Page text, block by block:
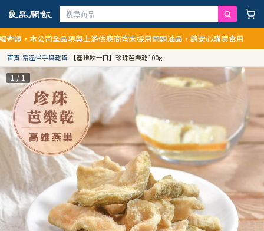
本公司全品項與上游供應商均未採用問題油品，請安心購買食用
首頁/常溫伴手與乾貨/ 【產地咬一口】珍珠芭樂乾100g
1 / 1